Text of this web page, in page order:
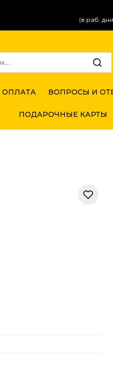
(в раб.
ОПЛАТА ВОПРОСЫ И
ПОДАРОЧНЫЕ КАРТЫ